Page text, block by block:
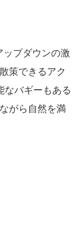
ップダウンの激
策できるアク
なバギーもある
がら自然を満